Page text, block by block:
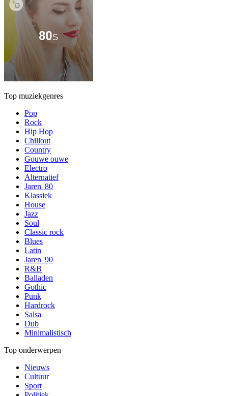
Top muziekgenres
Pop
Rock
Hip Hop
Chillout
Country
Gouwe ouwe
Electro
Alternatief
Jaren '80
Klassiek
House
Jazz
Soul
Classic rock
Blues
Latin
Jaren '90
R&B
Balladen
Gothic
Punk
Hardrock
Salsa
Dub
Minimalistisch
Top onderwerpen
Nieuws
Cultuur
Sport